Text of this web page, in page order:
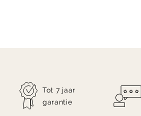
Tot 7 jaar
garantie